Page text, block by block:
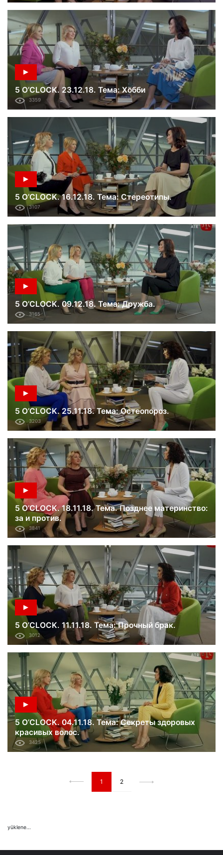
5 O’CLOCK. 23.12.18. Тема: Хобби
3359
5 O’CLOCK. 16.12.18. Тема: Стереотипы.
3107
5 O’CLOCK. 09.12.18. Тема: Дружба.
3165
5 O’CLOCK. 25.11.18. Тема: Остеопороз.
3203
5 O’CLOCK. 18.11.18. Тема. Позднее материнство:
за и против.
3841
5 O’CLOCK. 11.11.18. Тема: Прочный брак.
3012
5 O’CLOCK. 04.11.18. Тема: Секреты здоровых
красивых волос.
3425
1 2
yüklene...